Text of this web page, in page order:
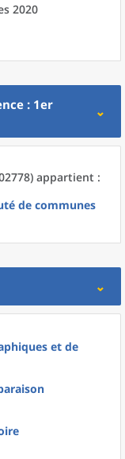
2020
: 1er
appartient :
de communes
et de